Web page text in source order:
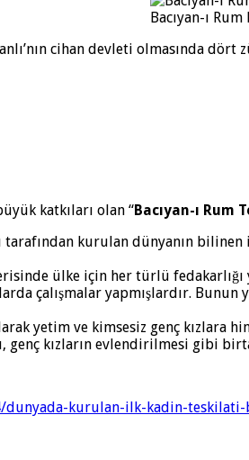
Bacıyan-ı
cihan devleti olmasında
katkıları olan “Bacıyan-ı Rum
tarafından kurulan dünyanın
ülke için her türlü
çalışmalar yapmışlardır. Bunun
yetim ve kimsesiz genç kızlara
genç kızların evlendirilmesi gibi
dunyada-kurulan-ilk-kadin-